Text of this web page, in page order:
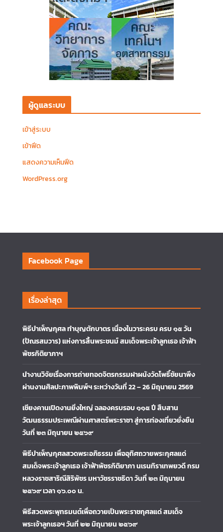
ผู้ดูแลระบบ
เข้าสู่ระบบ
เข้าฟีด
แสดงความเห็นฟีด
WordPress.org
Facebook Page
เรื่องล่าสุด
พิธีบำเพ็ญกุศล ทำบุญตักบาตร เนื่องในวาระครบ ครบ ๑๕ วัน
(ปัณรสมวาร) แห่งการสิ้นพระชนม์ สมเด็จพระเจ้าลูกเธอ เจ้าฟ้า
พัชรกิติยาภาฯ
นำงานวิจัยเรื่องการถ่ายทอดจิตรกรรมฝาผนังวัดโพธิ์ชัยนาพึง
ผ่านงานศิลปะภาพพิมพ์ฯ ระหว่างวันที่ 22 – 26 มิถุนายน 2569
เชียงคานเปิดงานยิ่งใหญ่ ฉลองครบรอบ ๑๑๕ ปี สืบสาน
วัฒนธรรมประเพณีผ่านศาสตร์พระราชา สู่การท่องเที่ยวยั่งยืน
วันที่ ๒๓ มิถุนายน ๒๕๖๙
พิธีบำเพ็ญกุศลสวดพระอภิธรรม เพื่ออุทิศถวายพระกุศลแด่
สมเด็จพระเจ้าลูกเธอ เจ้าฟ้าพัชรกิติยาภา นเรนทิราเทพยวดี กรม
หลวงราชสาริณีสิริพัชร มหาวัชรราชธิดา วันที่ ๒๓ มิถุนายน
๒๕๖๙ เวลา ๑๖.๐๐ น.
พิธีสวดพระพุทธมนต์เพื่อถวายเป็นพระราชกุศลแด่ สมเด็จ
พระเจ้าลูกเธอฯ วันที่ ๒๒ มิถุนายน ๒๕๖๙